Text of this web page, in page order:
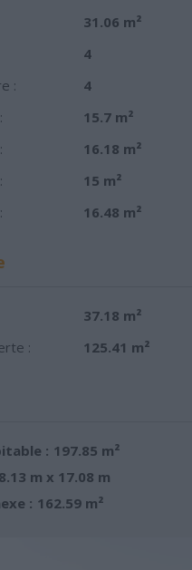
31.06 m²
4
:
4
15.7 m²
16.18 m²
15 m²
16.48 m²
37.18 m²
:
125.41 m²
: 197.85 m²
m x 17.08 m
: 162.59 m²